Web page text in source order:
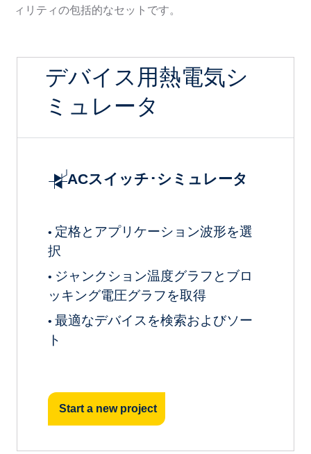
ィリティの包括的なセットです。
デバイス用熱電気シ
ミュレータ
ACスイッチ･シミュレータ
• 定格とアプリケーション波形を選
択
• ジャンクション温度グラフとブロ
ッキング電圧グラフを取得
• 最適なデバイスを検索およびソー
ト
Start a new project